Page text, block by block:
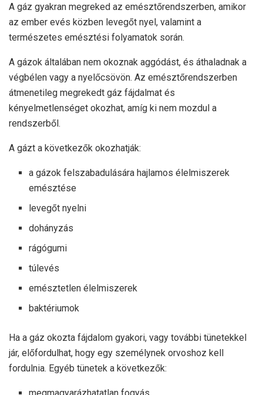
A gáz gyakran megreked az emésztőrendszerben, amikor
az ember evés közben levegőt nyel, valamint a
természetes emésztési folyamatok során.
A gázok általában nem okoznak aggódást, és áthaladnak a
végbélen vagy a nyelőcsövön. Az emésztőrendszerben
átmenetileg megrekedt gáz fájdalmat és
kényelmetlenséget okozhat, amíg ki nem mozdul a
rendszerből.
A gázt a következők okozhatják:
a gázok felszabadulására hajlamos élelmiszerek
emésztése
levegőt nyelni
dohányzás
rágógumi
túlevés
emésztetlen élelmiszerek
baktériumok
Ha a gáz okozta fájdalom gyakori, vagy további tünetekkel
jár, előfordulhat, hogy egy személynek orvoshoz kell
fordulnia. Egyéb tünetek a következők:
megmagyarázhatatlan fogyás